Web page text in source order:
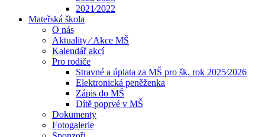
2021⁄2022
Mateřská škola
O nás
Aktuality ⁄ Akce MŠ
Kalendář akcí
Pro rodiče
Stravné a úplata za MŠ pro šk. rok 2025⁄2026
Elektronická peněženka
Zápis do MŠ
Dítě poprvé v MŠ
Dokumenty
Fotogalerie